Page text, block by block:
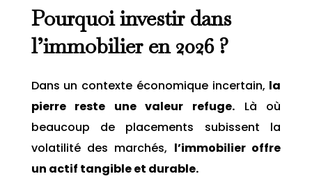
Pourquoi investir dans
l’immobilier en 2026 ?
Dans un contexte économique incertain, la
pierre reste une valeur refuge. Là où
beaucoup de placements subissent la
volatilité des marchés, l’immobilier offre
un actif tangible et durable.